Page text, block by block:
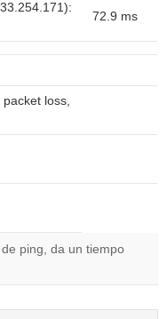
72.9 ms
loss,
ping, da un tiempo